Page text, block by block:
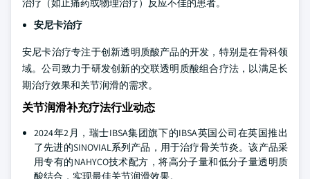
治疗（如止痛药或物理治疗）反应不佳的患者。
安尼卡治疗
安尼卡治疗专注于创新透明质酸产品的开发，特别是在骨科领
域。公司致力于研发创新的交联透明质酸组合疗法，以满足长
期治疗效果和关节润滑的需求。
关节润滑补充疗法行业动态
2024年2月，瑞士IBSA集团旗下的IBSA英国公司在英国推出
了先进的SINOVIAL系列产品，用于治疗骨关节炎。该产品采
用专有的NAHYCO技术配方，将高分子量和低分子量透明质
酸结合，实现最佳关节润滑效果。